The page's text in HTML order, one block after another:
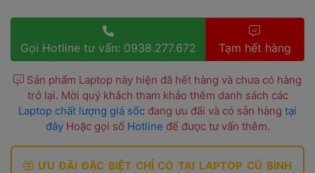
Gọi Hotline tư vấn: 0938.277.672 Tạm hết hàng
Sản phẩm Laptop này hiện đã hết hàng và chưa có hàng
trở lại. Mời quý khách tham khảo thêm danh sách các
Laptop chất lượng giá sốc đang ưu đãi và có sẵn hàng tại
đây Hoặc gọi số Hotline để được tư vấn thêm.
ƯU ĐÃI ĐẶC BIỆT CHỈ CÓ TẠI LAPTOP CŨ BÌNH